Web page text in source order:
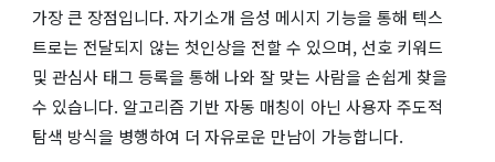
가장 큰 장점입니다. 자기소개 음성 메시지 기능을 통해 텍스
트로는 전달되지 않는 첫인상을 전할 수 있으며, 선호 키워드
및 관심사 태그 등록을 통해 나와 잘 맞는 사람을 손쉽게 찾을
수 있습니다. 알고리즘 기반 자동 매칭이 아닌 사용자 주도적
탐색 방식을 병행하여 더 자유로운 만남이 가능합니다.